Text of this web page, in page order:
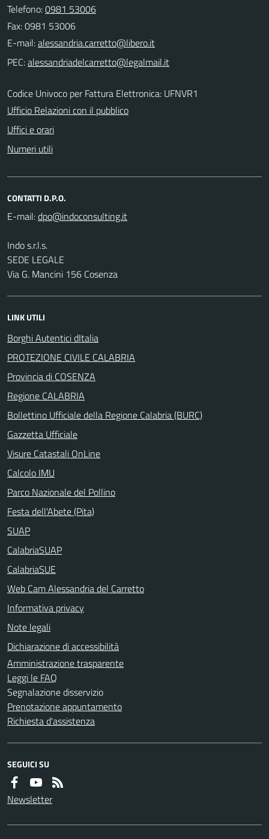
Telefono:0981 53006
Fax: 0981 53006
E-mail:
PEC:
Codice Univoco per Fattura Elettronica: UFNVR1
Ufficio Relazioni con il pubblico
Uffici e orari
Numeri utili
CONTATTI D.P.O.
E-mail:
Indo s.r.l.s.
SEDE LEGALE
Via G. Mancini 156 Cosenza
LINK UTILI
Borghi Autentici dItalia
PROTEZIONE CIVILE CALABRIA
Provincia di COSENZA
Regione CALABRIA
Bollettino Ufficiale della Regione Calabria (BURC)
Gazzetta Ufficiale
Visure Catastali OnLine
Calcolo IMU
Parco Nazionale del Pollino
Festa dell'Abete (Pita)
SUAP
CalabriaSUAP
CalabriaSUE
Web Cam Alessandria del Carretto
Informativa privacy
Note legali
Dichiarazione di accessibilità
Amministrazione trasparente
Leggi le FAQ
Segnalazione disservizio
Prenotazione appuntamento
Richiesta d'assistenza
SEGUICI SU
Newsletter